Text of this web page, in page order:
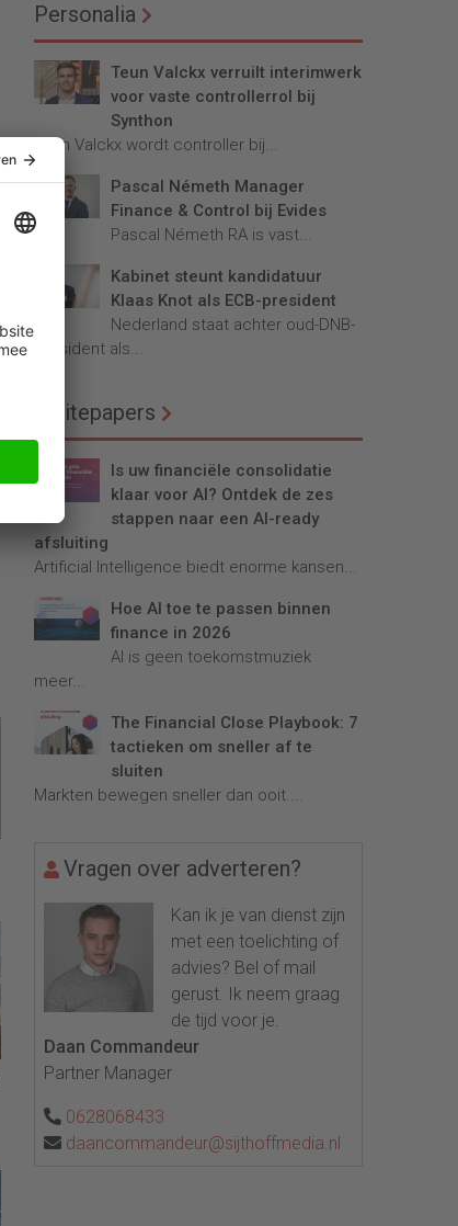
Personalia
Teun Valckx verruilt interimwerk
voor vaste controllerrol bij
Synthon
Teun Valckx wordt controller bij...
Pascal Németh Manager
Finance & Control bij Evides
Pascal Németh RA is vast...
Kabinet steunt kandidatuur
Klaas Knot als ECB-president
Nederland staat achter oud-DNB-
president als...
Whitepapers
Is uw financiële consolidatie
klaar voor AI? Ontdek de zes
stappen naar een AI-ready
afsluiting
Artificial Intelligence biedt enorme kansen...
Hoe AI toe te passen binnen
finance in 2026
AI is geen toekomstmuziek
meer...
The Financial Close Playbook: 7
tactieken om sneller af te
sluiten
Markten bewegen sneller dan ooit....
Vragen over adverteren?
Kan ik je van dienst zijn
met een toelichting of
advies? Bel of mail
gerust. Ik neem graag
de tijd voor je.
Daan Commandeur
Partner Manager
0628068433
daancommandeur@sijthoffmedia.nl